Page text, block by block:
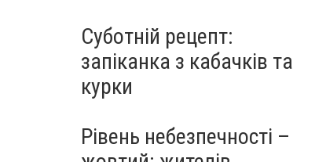
Суботній рецепт:
запіканка з кабачків та
курки
Рівень небезпечності –